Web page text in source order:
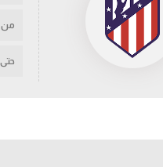
من
حتى